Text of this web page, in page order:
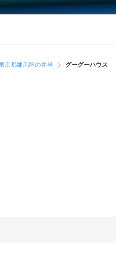
京都練馬区の弁当 グーグーハウス